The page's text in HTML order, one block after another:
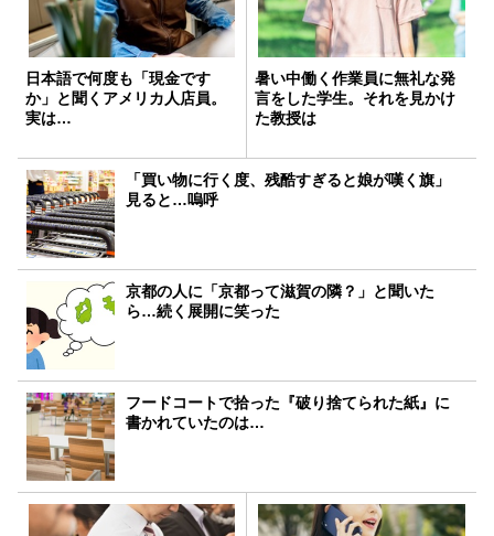
日本語で何度も「現金です
か」と聞くアメリカ人店員。
実は…
暑い中働く作業員に無礼な発
言をした学生。それを見かけ
た教授は
「買い物に行く度、残酷すぎると娘が嘆く旗」
見ると…嗚呼
京都の人に「京都って滋賀の隣？」と聞いた
ら…続く展開に笑った
フードコートで拾った『破り捨てられた紙』に
書かれていたのは…